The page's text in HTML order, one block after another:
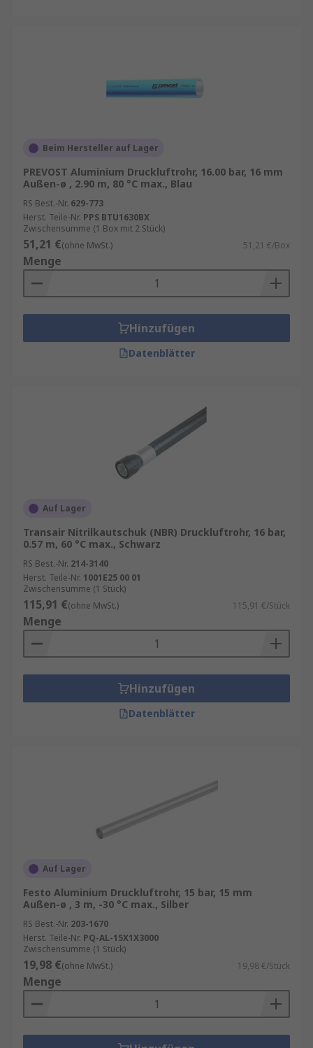
Beim Hersteller auf Lager
PREVOST Aluminium Druckluftrohr, 16.00 bar, 16 mm
Außen-ø , 2.90 m, 80 °C max., Blau
RS Best.-Nr. 629-773
Herst. Teile-Nr. PPS BTU1630BX
Zwischensumme (1 Box mit 2 Stück)
51,21 €(ohne MwSt.) 51,21 €/Box
Menge
Hinzufügen
Datenblätter
Auf Lager
Transair Nitrilkautschuk (NBR) Druckluftrohr, 16 bar,
0.57 m, 60 °C max., Schwarz
RS Best.-Nr. 214-3140
Herst. Teile-Nr. 1001E25 00 01
Zwischensumme (1 Stück)
115,91 €(ohne MwSt.) 115,91 €/Stück
Menge
Hinzufügen
Datenblätter
Auf Lager
Festo Aluminium Druckluftrohr, 15 bar, 15 mm
Außen-ø , 3 m, -30 °C max., Silber
RS Best.-Nr. 203-1670
Herst. Teile-Nr. PQ-AL-15X1X3000
Zwischensumme (1 Stück)
19,98 €(ohne MwSt.) 19,98 €/Stück
Menge